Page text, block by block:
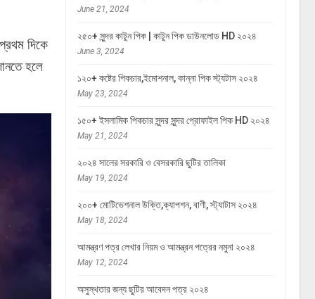
দিকে
হলে
June 21, 2024
২৫০+ সুন্দর কাটুন পিক | কাটুন পিক ডাউনলোড HD ২০২৪
June 3, 2024
১২০+ কষ্টের পিকচার,ইমোশনাল, কান্না পিক স্ট্যটাস ২০২৪
May 23, 2024
১৫০+ ইসলামিক পিকচার সুন্দর সুন্দর প্রোফাইল পিক HD ২০২৪
May 21, 2024
২০২৪ সালের সরকারি ও বেসরকারি ছুটির তালিকা
May 19, 2024
২০০+ মোটিভেশনাল উক্তি,ক্যাপশন, বাণী, স্ট্যাটাস ২০২৪
May 18, 2024
আমন্ত্রণ পত্র লেখার নিয়ম ও আমন্ত্রন পত্রের নমুনা ২০২৪
May 12, 2024
অসুস্থতার জন্য ছুটির আবেদন পত্র ২০২৪